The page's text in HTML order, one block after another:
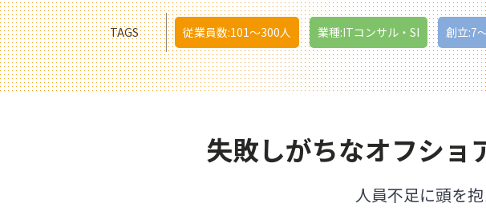
TAGS 従業員数:101〜300人 業種:ITコンサル・SI 創立:7
失敗しがちなオフショ
人員不足に頭を